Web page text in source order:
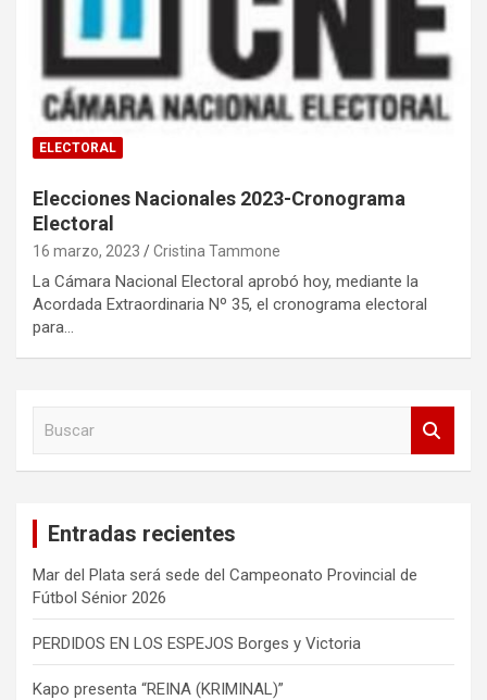
ELECTORAL
Elecciones Nacionales 2023-Cronograma
Electoral
16 marzo, 2023 Cristina Tammone
La Cámara Nacional Electoral aprobó hoy, mediante la
Acordada Extraordinaria Nº 35, el cronograma electoral
para…
Entradas recientes
Mar del Plata será sede del Campeonato Provincial de
Fútbol Sénior 2026
PERDIDOS EN LOS ESPEJOS Borges y Victoria
Kapo presenta “REINA (KRIMINAL)”